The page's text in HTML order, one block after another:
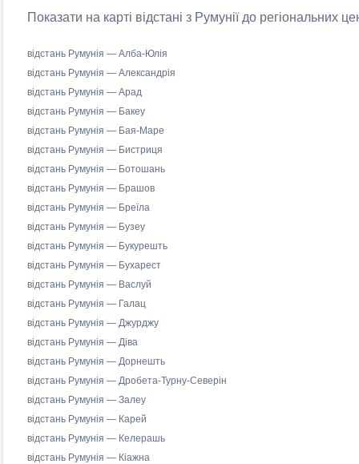
Показати на карті відстані з Румунії до регіональних
відстань Румунія — Алба-Юлія
відстань Румунія — Александрія
відстань Румунія — Арад
відстань Румунія — Бакеу
відстань Румунія — Бая-Маре
відстань Румунія — Бистриця
відстань Румунія — Ботошань
відстань Румунія — Брашов
відстань Румунія — Бреїла
відстань Румунія — Бузеу
відстань Румунія — Букурешть
відстань Румунія — Бухарест
відстань Румунія — Васлуй
відстань Румунія — Галац
відстань Румунія — Джурджу
відстань Румунія — Діва
відстань Румунія — Дорнешть
відстань Румунія — Дробета-Турну-Северін
відстань Румунія — Залеу
відстань Румунія — Карей
відстань Румунія — Келерашь
відстань Румунія — Кіажна